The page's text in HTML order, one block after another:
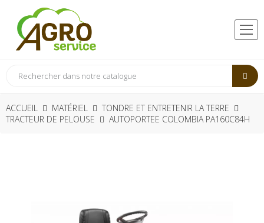
ACCUEIL MATÉRIEL
TONDRE ET ENTRETENIR LA TERRE
TRACTEUR DE PELOUSE
AUTOPORTEE COLOMBIA PA160C84H